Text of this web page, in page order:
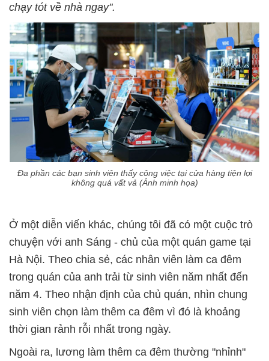
chạy tót về nhà ngay".
Đa phần các bạn sinh viên thấy công việc tại cửa hàng tiện lợi
không quá vất vả (Ảnh minh họa)
Ở một diễn viến khác, chúng tôi đã có một cuộc trò
chuyện với anh Sáng - chủ của một quán game tại
Hà Nội. Theo chia sẻ, các nhân viên làm ca đêm
trong quán của anh trải từ sinh viên năm nhất đến
năm 4. Theo nhận định của chủ quán, nhìn chung
sinh viên chọn làm thêm ca đêm vì đó là khoảng
thời gian rảnh rỗi nhất trong ngày.
Ngoài ra, lương làm thêm ca đêm thường "nhỉnh"